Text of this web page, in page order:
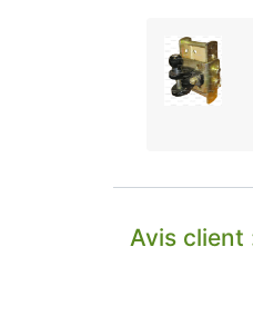
Avis client